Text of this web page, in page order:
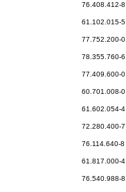
76.408.412-8
61.102.015-5
77.752.200-0
78.355.760-6
77.409.600-0
60.701.008-0
61.602.054-4
72.280.400-7
76.114.640-8
61.817.000-4
76.540.988-8